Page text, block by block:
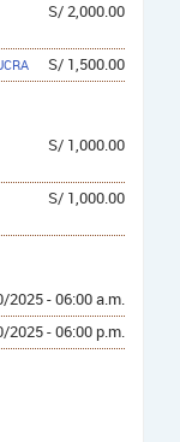
S/ 2,000.00
S/ 1,500.00
S/ 1,000.00
S/ 1,000.00
2025 - 06:00 a.m.
2025 - 06:00 p.m.